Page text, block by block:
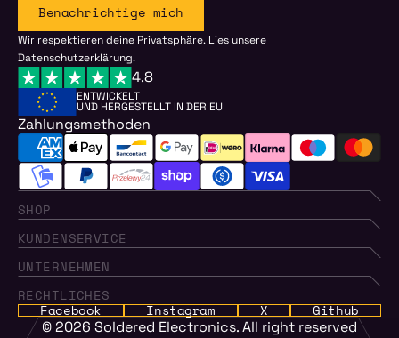
Benachrichtige mich
Wir respektieren deine Privatsphäre. Lies unsere
Datenschutzerklärung.
4.8
ENTWICKELT
UND HERGESTELLT IN DER EU
Zahlungsmethoden
SHOP
KUNDENSERVICE
UNTERNEHMEN
RECHTLICHES
Facebook
Instagram X
Github
© 2026 Soldered Electronics. All right reserved